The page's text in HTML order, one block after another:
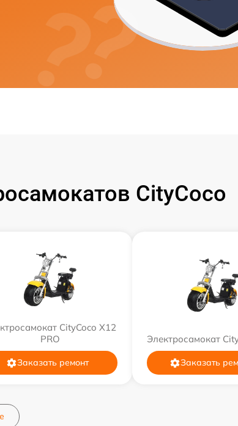
CityCoco
CityCoco X12
PRO
Заказать ремонт
Электросамокат
Заказать